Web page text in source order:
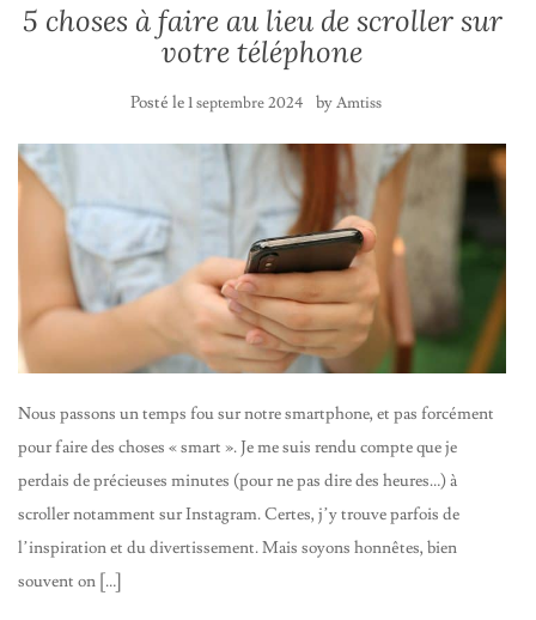
5 choses à faire au lieu de scroller sur
votre téléphone
Posté le1 septembre 2024 byAmtiss
Nous passons un temps fou sur notre smartphone, et pas forcément
pour faire des choses « smart ». Je me suis rendu compte que je
perdais de précieuses minutes (pour ne pas dire des heures…) à
scroller notamment sur Instagram. Certes, j’y trouve parfois de
l’inspiration et du divertissement. Mais soyons honnêtes, bien
souvent on […]